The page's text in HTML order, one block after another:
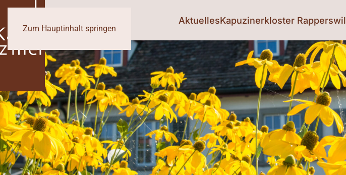
Zum Hauptinhalt springen
AktuellesKapuzinerkloster Rapperswil